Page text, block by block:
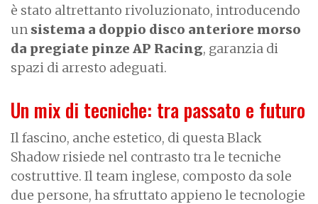
è stato altrettanto rivoluzionato, introducendo
un sistema a doppio disco anteriore morso
da pregiate pinze AP Racing, garanzia di
spazi di arresto adeguati.
Un mix di tecniche: tra passato e futuro
Il fascino, anche estetico, di questa Black
Shadow risiede nel contrasto tra le tecniche
costruttive. Il team inglese, composto da sole
due persone, ha sfruttato appieno le tecnologie